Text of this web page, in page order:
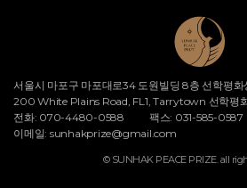
서울시 마포구 마포대로34 도원빌딩 8층 선학평화
200 White Plains Road, FL1, Tarrytown 선학평
전화: 070-4480-0588
팩스: 031-585-0587
이메일: sunhakprize@gmail.com
© SUNHAK PEACE PRIZE. all